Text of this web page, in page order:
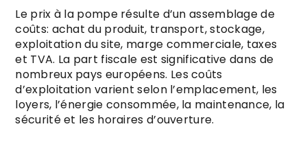
Le prix à la pompe résulte d’un assemblage de
coûts: achat du produit, transport, stockage,
exploitation du site, marge commerciale, taxes
et TVA. La part fiscale est significative dans de
nombreux pays européens. Les coûts
d’exploitation varient selon l’emplacement, les
loyers, l’énergie consommée, la maintenance, la
sécurité et les horaires d’ouverture.